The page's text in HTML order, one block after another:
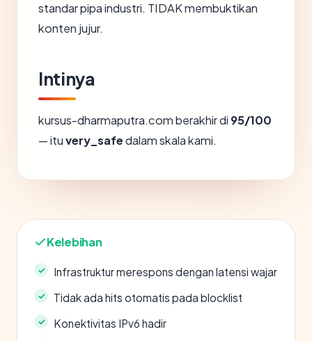
standar pipa industri. TIDAK membuktikan
konten jujur.
Intinya
kursus-dharmaputra.com berakhir di 95/100
— ituvery_safedalam skala kami.
Kelebihan
Infrastruktur merespons dengan latensi wajar
Tidak ada hits otomatis pada blocklist
Konektivitas IPv6 hadir